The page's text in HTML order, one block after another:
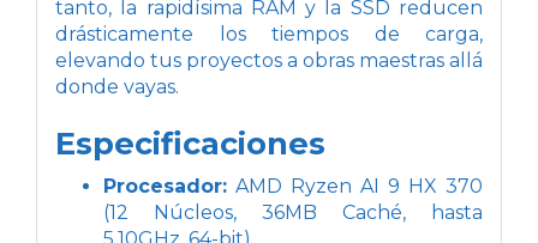
tanto, la rapidísima RAM y la SSD reducen
drásticamente los tiempos de carga,
elevando tus proyectos a obras maestras allá
donde vayas.
Especificaciones
Procesador: AMD Ryzen AI 9 HX 370
(12 Núcleos, 36MB Caché, hasta
5.10GHz, 64-bit)